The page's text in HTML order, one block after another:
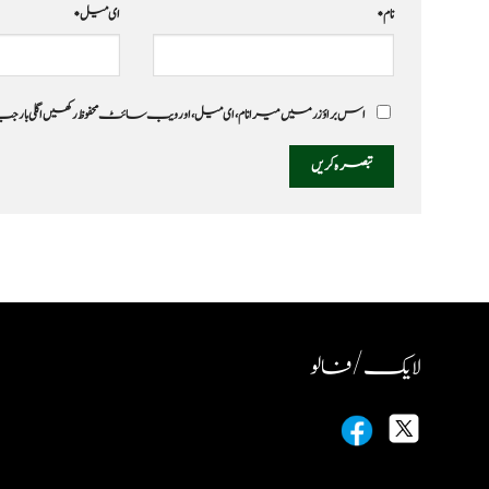
نام* ای میل*
اس براؤزر میں میرا نام، ای میل، اور ویب سائٹ محفوظ رکھیں اگلی
لایک / فالو